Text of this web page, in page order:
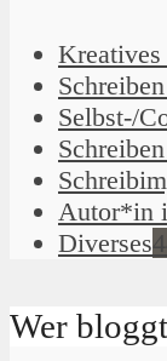
Kreatives
Selbst-/
Autor*in
Diverses
Wer